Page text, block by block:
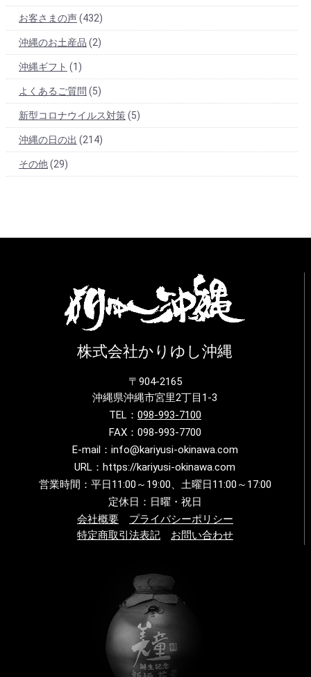
お客さまの声(432)
沖縄のお土産品 (2)
沖縄ギフト (1)
よくあるご質問 (5)
新型コロナウイルス対策(5)
沖縄の日の出 (214)
その他(29)
株式会社かりゆし沖縄
〒904-2165
沖縄県沖縄市宮里2丁目1-3
TEL： 098-993-7100
FAX：098-993-7700
E-mail：info@kariyusi-okinawa.com
URL：https://kariyusi-okinawa.com
営業時間：平日11:00～19:00、土曜日11:00～17:00
定休日：日曜・祝日
会社概要
プライバシーポリシー
特定商取引法表記
お問い合わせ